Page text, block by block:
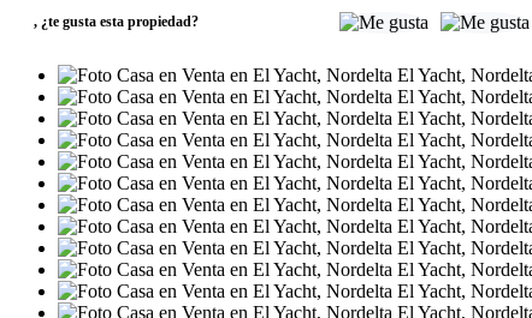
, ¿te gusta esta propiedad?